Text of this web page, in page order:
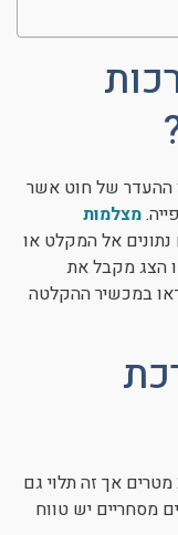
ההעדר של חוט אשר
מצלמות
אל המקלט או
הצג מקבל את
במכשיר ההקלטה
למערכת אבטחה טיפוסית יש טווח של 213 מטרים אך זה תלוי גם
מסחריים יש טווח